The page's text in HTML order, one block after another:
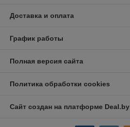
Доставка и оплата
График работы
Полная версия сайта
Политика обработки cookies
Сайт создан на платформе Deal.by